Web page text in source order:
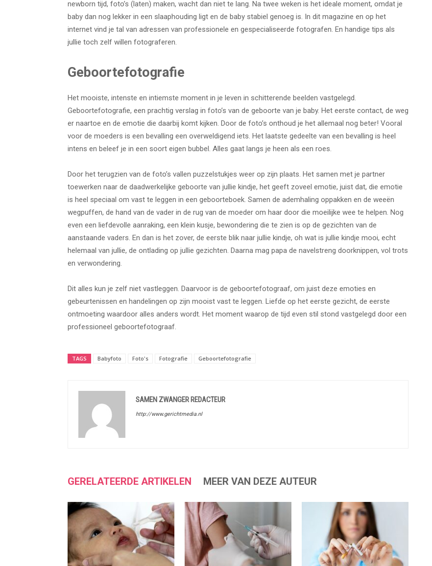
newborn tijd, foto’s (laten) maken, wacht dan niet te lang. Na twee weken is het ideale moment, omdat je
baby dan nog lekker in een slaaphouding ligt en de baby stabiel genoeg is. In dit magazine en op het
internet vind je tal van adressen van professionele en gespecialiseerde fotografen. En handige tips als
jullie toch zelf willen fotograferen.
Geboortefotografie
Het mooiste, intenste en intiemste moment in je leven in schitterende beelden vastgelegd.
Geboortefotografie, een prachtig verslag in foto’s van de geboorte van je baby. Het eerste contact, de weg
er naartoe en de emotie die daarbij komt kijken. Door de foto’s onthoud je het allemaal nog beter! Vooral
voor de moeders is een bevalling een overweldigend iets. Het laatste gedeelte van een bevalling is heel
intens en beleef je in een soort eigen bubbel. Alles gaat langs je heen als een roes.
Door het terugzien van de foto’s vallen puzzelstukjes weer op zijn plaats. Het samen met je partner
toewerken naar de daadwerkelijke geboorte van jullie kindje, het geeft zoveel emotie, juist dat, die emotie
is heel speciaal om vast te leggen in een geboorteboek. Samen de ademhaling oppakken en de weeën
wegpuffen, de hand van de vader in de rug van de moeder om haar door die moeilijke wee te helpen. Nog
even een liefdevolle aanraking, een klein kusje, bewondering die te zien is op de gezichten van de
aanstaande vaders. En dan is het zover, de eerste blik naar jullie kindje, oh wat is jullie kindje mooi, echt
helemaal van jullie, de ontlading op jullie gezichten. Daarna mag papa de navelstreng doorknippen, vol trots
en verwondering.
Dit alles kun je zelf niet vastleggen. Daarvoor is de geboortefotograaf, om juist deze emoties en
gebeurtenissen en handelingen op zijn mooist vast te leggen. Liefde op het eerste gezicht, de eerste
ontmoeting waardoor alles anders wordt. Het moment waarop de tijd even stil stond vastgelegd door een
professioneel geboortefotograaf.
TAGS Babyfoto Foto's Fotografie Geboortefotografie
SAMEN ZWANGER REDACTEUR
http://www.gerichtmedia.nl
GERELATEERDE ARTIKELEN MEER VAN DEZE AUTEUR